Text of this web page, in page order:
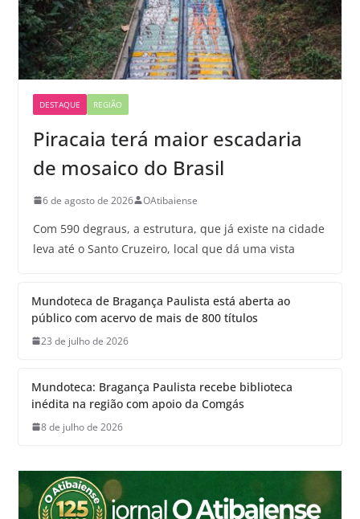
DESTAQUE REGIÃO
Piracaia terá maior escadaria
de mosaico do Brasil
6 de agosto de 2026 OAtibaiense
Com 590 degraus, a estrutura, que já existe na cidade
leva até o Santo Cruzeiro, local que dá uma vista
Mundoteca de Bragança Paulista está aberta ao
público com acervo de mais de 800 títulos
23 de julho de 2026
Mundoteca: Bragança Paulista recebe biblioteca
inédita na região com apoio da Comgás
8 de julho de 2026